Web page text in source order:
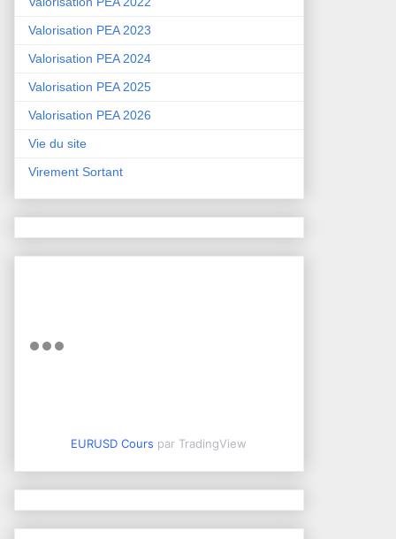
Valorisation PEA 2023
Valorisation PEA 2024
Valorisation PEA 2025
Valorisation PEA 2026
Vie du site
Virement Sortant
EURUSD Cours par TradingView